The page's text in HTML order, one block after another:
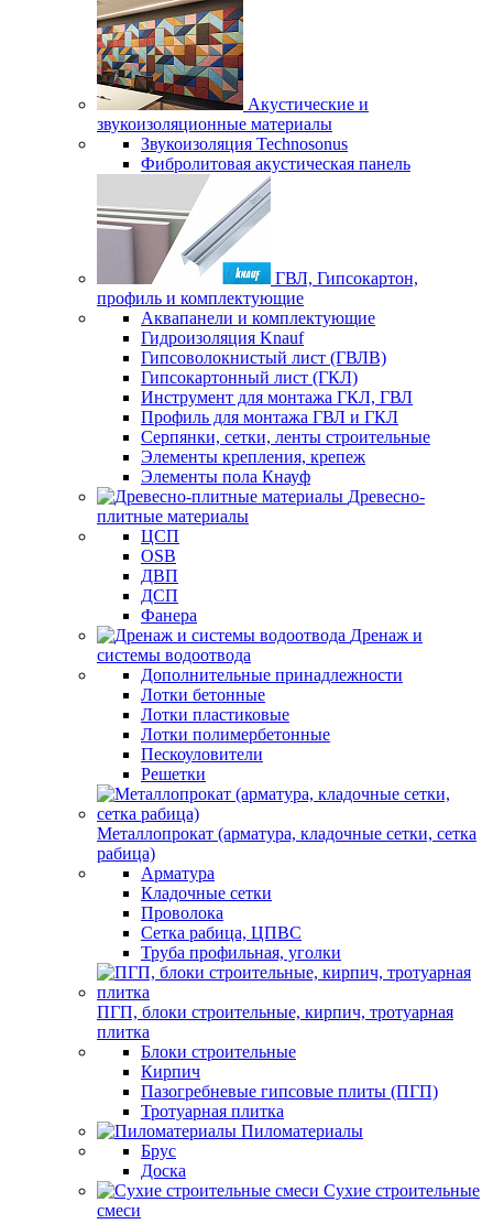
Акустические и
звукоизоляционные материалы
Звукоизоляция Technosonus
Фибролитовая акустическая панель
ГВЛ, Гипсокартон,
профиль и комплектующие
Аквапанели и комплектующие
Гидроизоляция Knauf
Гипсоволокнистый лист (ГВЛВ)
Гипсокартонный лист (ГКЛ)
Инструмент для монтажа ГКЛ, ГВЛ
Профиль для монтажа ГВЛ и ГКЛ
Серпянки, сетки, ленты строительные
Элементы крепления, крепеж
Элементы пола Кнауф
Древесно-
плитные материалы
ЦСП
OSB
ДВП
ДСП
Фанера
Дренаж и
системы водоотвода
Дополнительные принадлежности
Лотки бетонные
Лотки пластиковые
Лотки полимербетонные
Пескоуловители
Решетки
Металлопрокат (арматура, кладочные сетки, сетка
рабица)
Арматура
Кладочные сетки
Проволока
Сетка рабица, ЦПВС
Труба профильная, уголки
ПГП, блоки строительные, кирпич, тротуарная
плитка
Блоки строительные
Кирпич
Пазогребневые гипсовые плиты (ПГП)
Тротуарная плитка
Пиломатериалы
Брус
Доска
Сухие строительные
смеси